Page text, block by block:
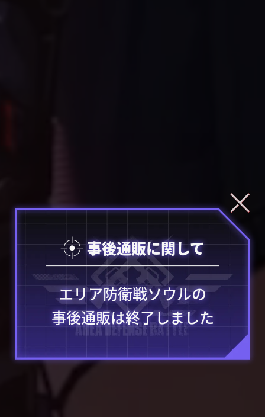
事後通販に関して
エリア防衛戦ソウルの
事後通販は終了しました